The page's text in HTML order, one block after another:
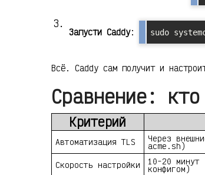
Запусти Caddy: sudo
Всё. Caddy сам получит и
Сравнение:
Критерий
Автоматизация TLS Через
acme.sh)
Скорость настройки 10-20
конфигом)